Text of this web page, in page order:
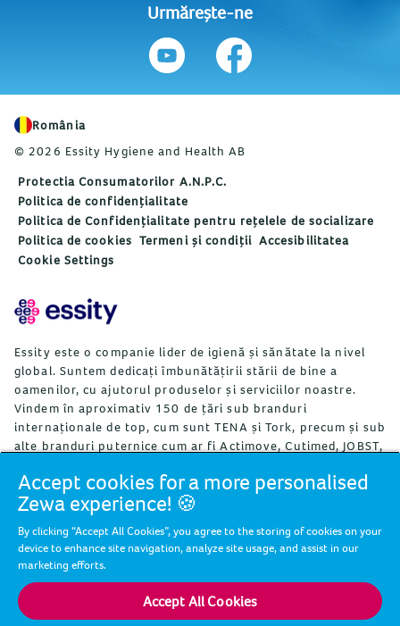
Urmărește-ne
România
© 2026 Essity Hygiene and Health AB
Protectia Consumatorilor A.N.P.C.
Politica de confidențialitate
Politica de Confidențialitate pentru rețelele de socializare
Politica de cookies Termeni și condiții Accesibilitatea
Cookie Settings
Essity este o companie lider de igienă și sănătate la nivel
global. Suntem dedicați îmbunătățirii stării de bine a
oamenilor, cu ajutorul produselor și serviciilor noastre.
Vindem în aproximativ 150 de țări sub branduri
internaționale de top, cum sunt TENA și Tork, precum și sub
alte branduri puternice cum ar fi Actimove, Cutimed, JOBST,
Nosotras, Saba, Tempo, TOM Organic și Zewa. Essity are
aproximativ 36.000 de angajați. Vânzările nete în 2024 au
Compania are sediul în Stockholm, Suedia și este listată pe
Nasdaq Stockholm. Essity depășește barierele stării de bine
circulară. Mai multe informații puteți afla
pe
Accept cookies for a more personalised
Zewa experience! 🍪
By clicking “Accept All Cookies”, you agree to the storing of cookies on your
device to enhance site navigation, analyze site usage, and assist in our
marketing efforts.
Accept All Cookies